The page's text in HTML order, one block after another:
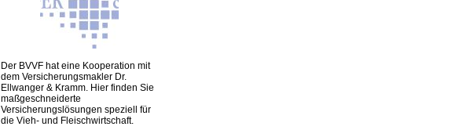
Der BVVF hat eine Kooperation mit
dem Versicherungsmakler Dr.
Ellwanger & Kramm. Hier finden Sie
maßgeschneiderte
Versicherungslösungen speziell für
die Vieh- und Fleischwirtschaft.